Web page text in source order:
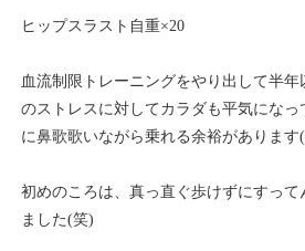
ヒップスラスト自重×20
血流制限トレーニングをやり出して半年
のストレスに対してカラダも平気にな
に鼻歌歌いながら乗れる余裕があります
初めのころは、真っ直ぐ歩けずにすっ
ました(笑)